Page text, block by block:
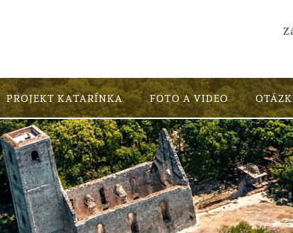
PROJEKT KATARÍNKA FOTO A VIDEO